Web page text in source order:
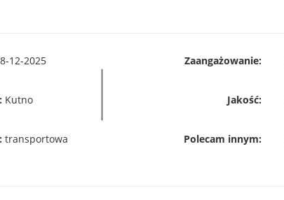
12-2025 Zaangażowanie:
Kutno Jakość:
transportowa Polecam innym: